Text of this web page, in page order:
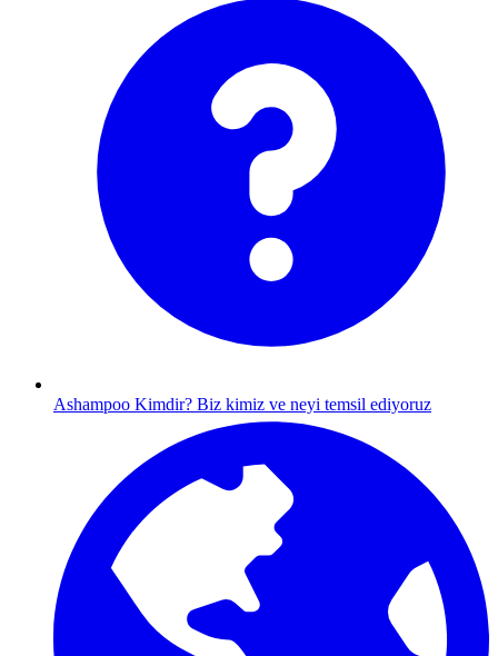
Ashampoo Kimdir? Biz kimiz ve neyi temsil ediyoruz